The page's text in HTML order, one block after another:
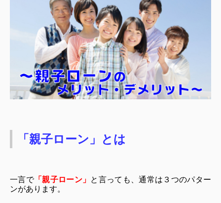
「親子ローン」とは
一言で「親子ローン」 と言っても、通常は３つのパター
ンがあります。